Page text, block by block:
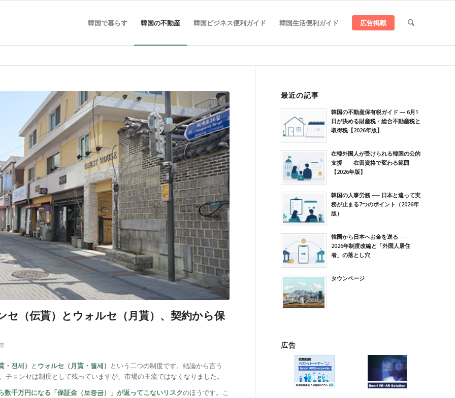
韓国で暮らす 韓国の不動産 韓国ビジネス便利ガイド 韓国生活便利ガイド 広告掲載
（伝貰）とウォルセ（月貰）、契約から保
・전세） と ウォルセ（月貰・월세） という二つの制度です。結論から言う
チョンセは制度として残っていますが、市場の主流ではなくなりました。
数千万円になる「保証金（보증금）」が返ってこないリスクのほうです。こ
最近の記事
韓国の不動産保有税ガイド ― 6月1
日が決める財産税・総合不動産税と
取得税【2026年版】
在韓外国人が受けられる韓国の公的
支援 ── 在留資格で変わる範囲
【2026年版】
韓国の人事労務 ── 日本と違って実
務が止まる7つのポイント（2026年
版）
韓国から日本へお金を送る ──
2026年制度改編と「外国人居住
者」の落とし穴
タウンページ
広告